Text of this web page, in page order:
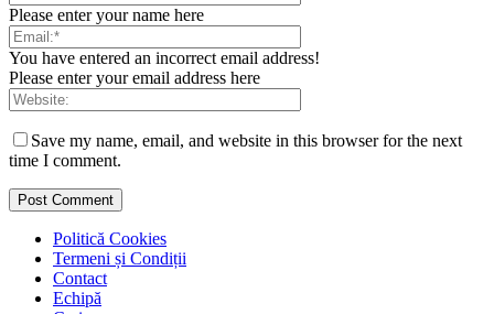
Please enter your name here
You have entered an incorrect email address!
Please enter your email address here
Save my name, email, and website in this browser for the next
time I comment.
Politică Cookies
Termeni și Condiții
Contact
Echipă